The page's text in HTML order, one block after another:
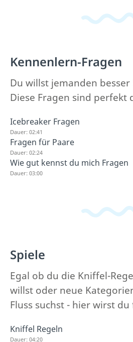
Kennenlern-Fragen
Du willst jemanden
Diese Fragen sind perfekt
Icebreaker Fragen
Dauer: 02:41
Fragen für Paare
Dauer: 02:24
Wie gut kennst du mich Fragen
Dauer: 03:00
Spiele
Egal ob du die Kniffel-
willst oder neue
Fluss suchst - hier wirst
Kniffel Regeln
Dauer: 04:20